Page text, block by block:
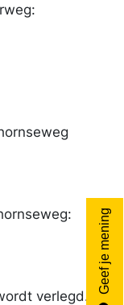
verlegd.
Geef je mening